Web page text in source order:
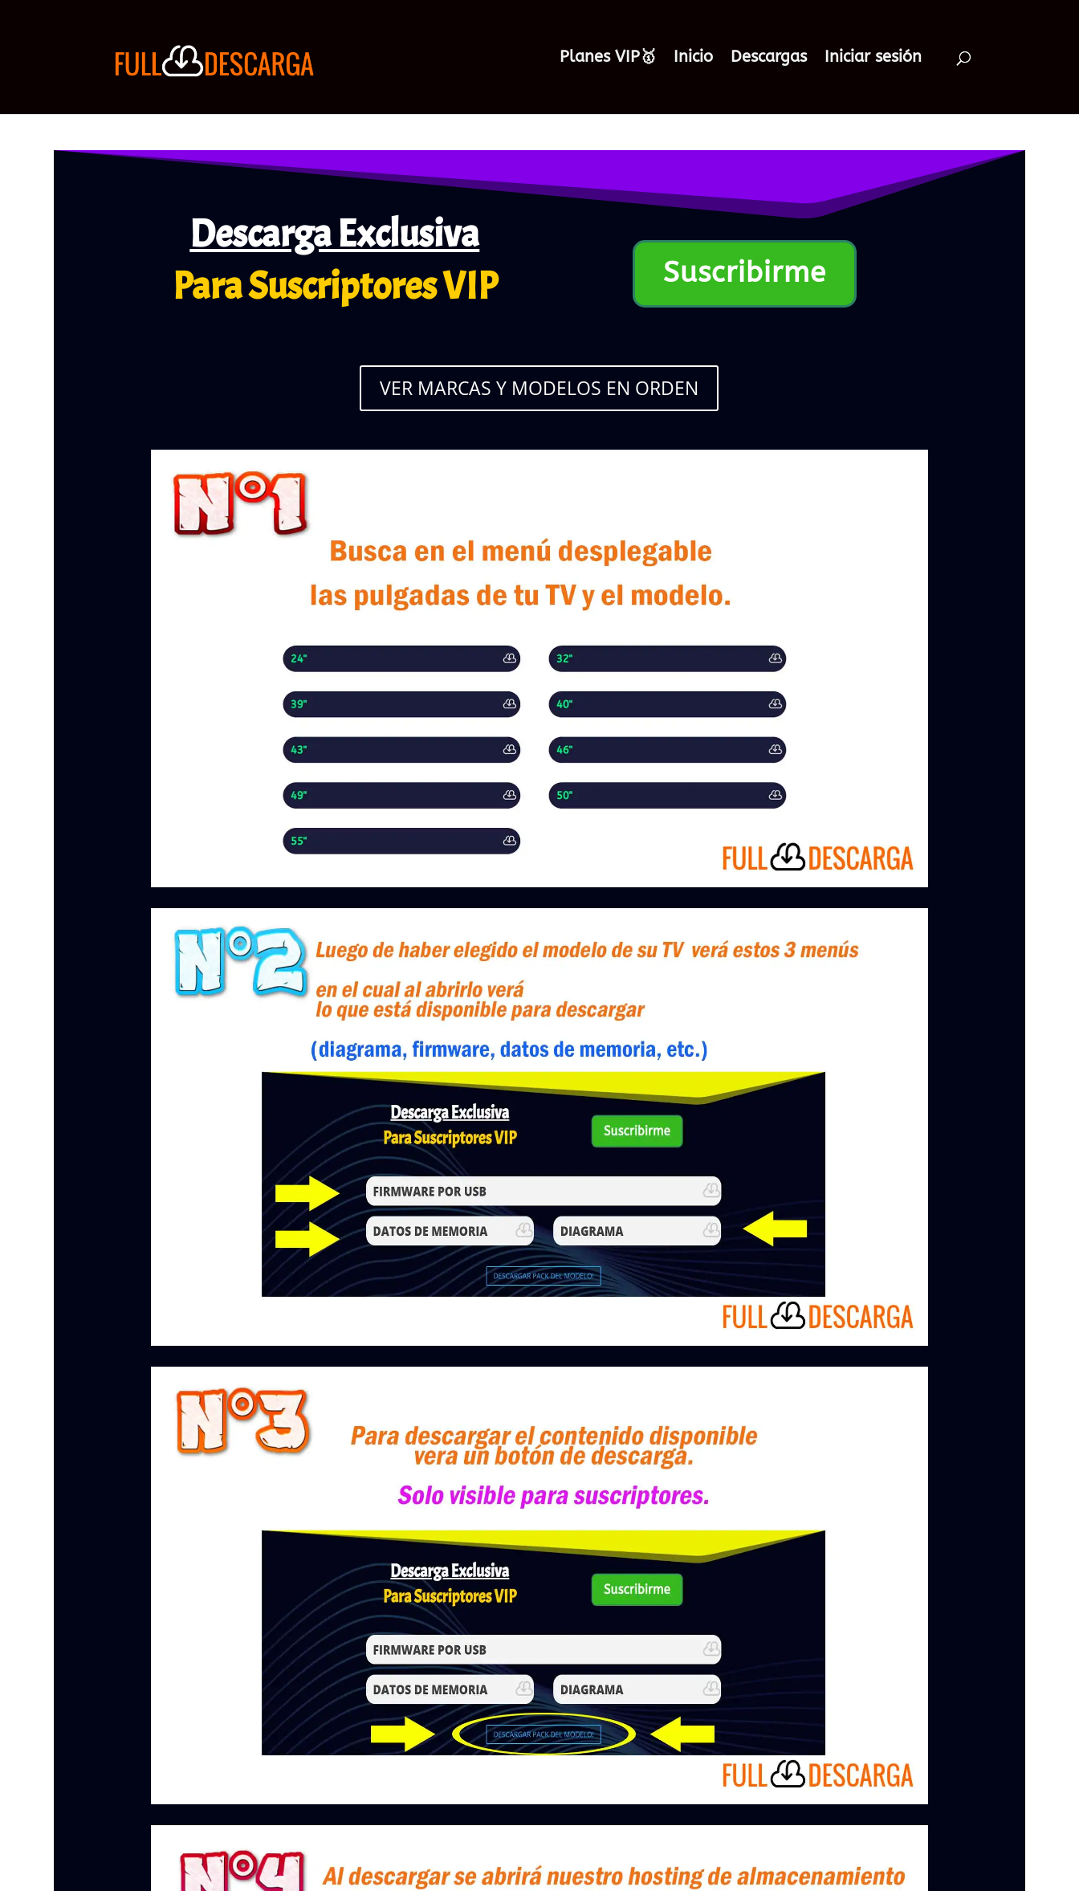
Planes VIP🥇 Inicio Descargas Iniciar sesión
Descarga Exclusiva
Para Suscriptores VIP
Suscribirme
VER MARCAS Y MODELOS EN ORDEN